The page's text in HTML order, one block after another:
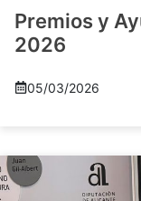
Premios y
2026
05/03/2026